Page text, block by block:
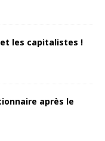
les capitalistes !
après le